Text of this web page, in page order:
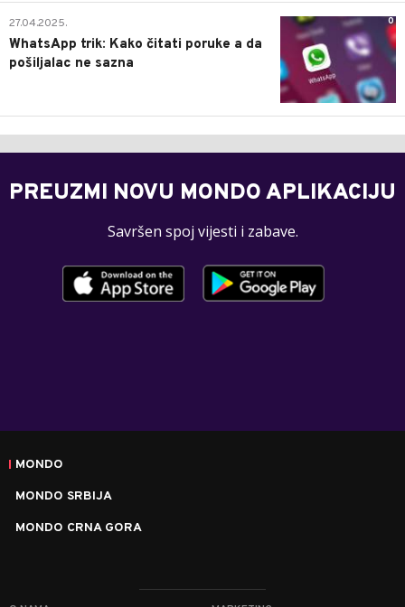
0
27.04.2025.
WhatsApp trik: Kako čitati poruke a da
pošiljalac ne sazna
PREUZMI NOVU MONDO APLIKACIJU
Savršen spoj vijesti i zabave.
MONDO
MONDO SRBIJA
MONDO CRNA GORA